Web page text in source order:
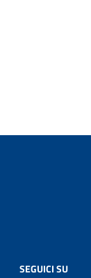
SEGUICI SU